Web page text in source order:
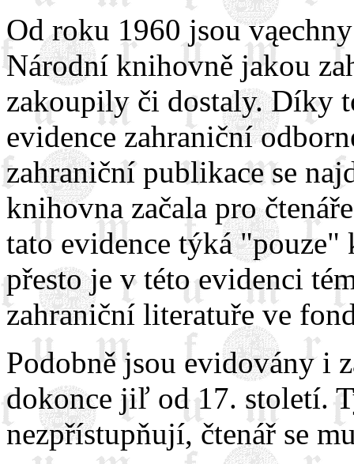
Od roku 1960 jsou
Národní knihovně jakou
zakoupily či dostaly. Díky
evidence zahraniční
zahraniční publikace se
knihovna začala pro
tato evidence týká
přesto je v této evidenci
zahraniční literatuře ve
Podobně jsou evidovány i
dokonce jiľ od 17. století.
nezpřístupňují, čtenář se